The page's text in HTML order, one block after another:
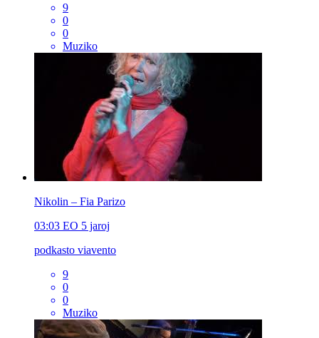
9
0
0
Muziko
Nikolin – Fia Parizo
03:03 EO 5 jaroj
podkasto viavento
9
0
0
Muziko